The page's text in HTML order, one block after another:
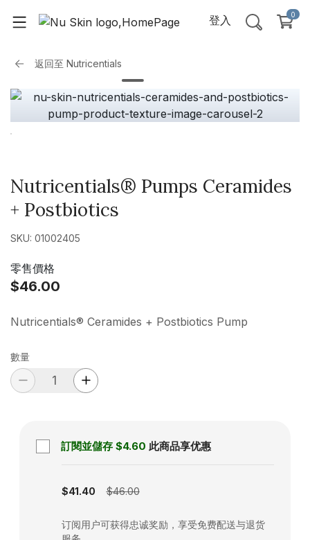
登入 0
返回至 Nutricentials
Nutricentials® Pumps Ceramides
+ Postbiotics
SKU: 01002405
零售價格
$46.00
Nutricentials® Ceramides + Postbiotics Pump
數量
訂閱並儲存 $4.60 此商品享优惠
$41.40 $46.00
订阅用户可获得忠诚奖励，享受免费配送与退货